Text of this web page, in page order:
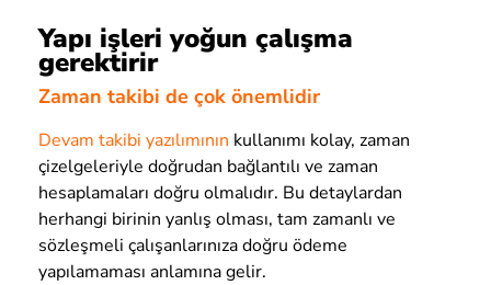
Yapı işleri yoğun çalışma
gerektirir
Zaman takibi de çok önemlidir
Devam takibi yazılımının kullanımı kolay, zaman
çizelgeleriyle doğrudan bağlantılı ve zaman
hesaplamaları doğru olmalıdır. Bu detaylardan
herhangi birinin yanlış olması, tam zamanlı ve
sözleşmeli çalışanlarınıza doğru ödeme
yapılamaması anlamına gelir.